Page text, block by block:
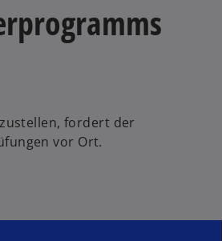
fordert der
vor Ort.